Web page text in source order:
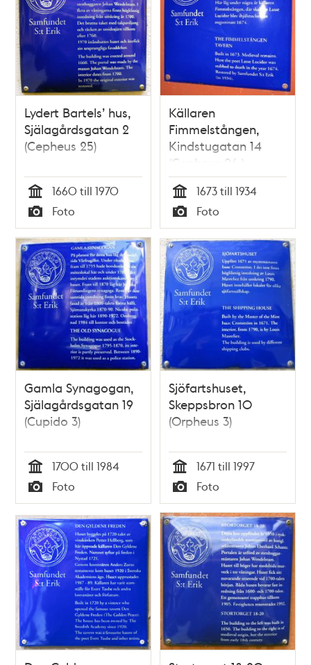
Lydert Bartels’ hus,
Själagårdsgatan 2
(Cepheus 25)
Tid
1660 till 1970
Typ
Foto
Källaren
Fimmelstången,
Kindstugatan 14
(Cepheus 26 )
Tid
1673 till 1934
Typ
Foto
Gamla Synagogan,
Själagårdsgatan 19
(Cupido 3)
Tid
1700 till 1984
Typ
Foto
Sjöfartshuset,
Skeppsbron 10
(Orpheus 3)
Tid
1671 till 1997
Typ
Foto